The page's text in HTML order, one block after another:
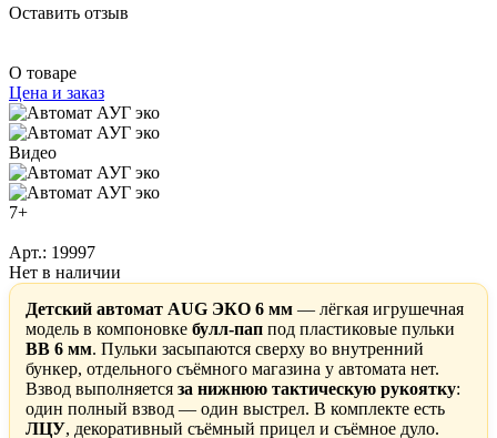
Оставить отзыв
О товаре
Цена и заказ
Видео
7+
Арт.: 19997
Нет в наличии
Детский автомат AUG ЭКО 6 мм — лёгкая игрушечная
модель в компоновке булл-пап под пластиковые пульки
BB 6 мм. Пульки засыпаются сверху во внутренний
бункер, отдельного съёмного магазина у автомата нет.
Взвод выполняется за нижнюю тактическую рукоятку:
один полный взвод — один выстрел. В комплекте есть
ЛЦУ, декоративный съёмный прицел и съёмное дуло.